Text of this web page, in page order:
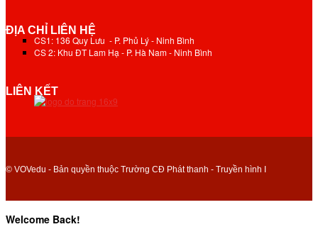
ĐỊA CHỈ LIÊN HỆ
CS1: 136 Quy Lưu - P. Phủ Lý - Ninh Bình
CS 2: Khu ĐT Lam Hạ - P. Hà Nam - Ninh Bình
LIÊN KẾT
© VOVedu - Bản quyền thuộc Trường CĐ Phát thanh - Truyền hình I
Welcome Back!